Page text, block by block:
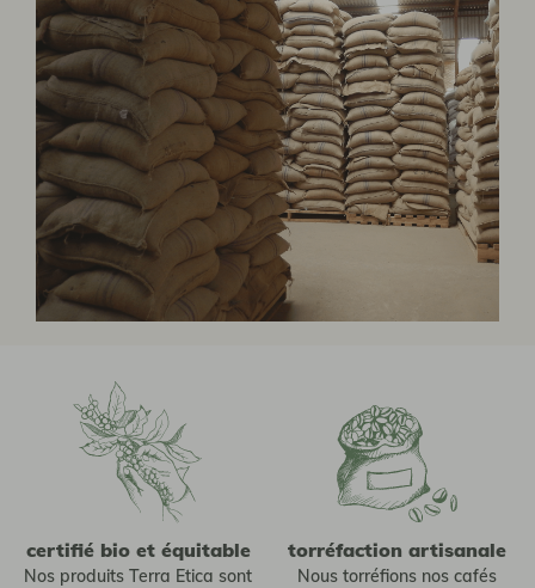
certifié bio et équitable
Nos produits Terra Etica sont
torréfaction artisanale
Nous torréfions nos cafés